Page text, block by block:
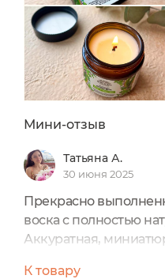
Мини-отзыв
Татьяна А.
30 июня 2025
Прекрасно
воска с полностью
Аккуратная,
К товару